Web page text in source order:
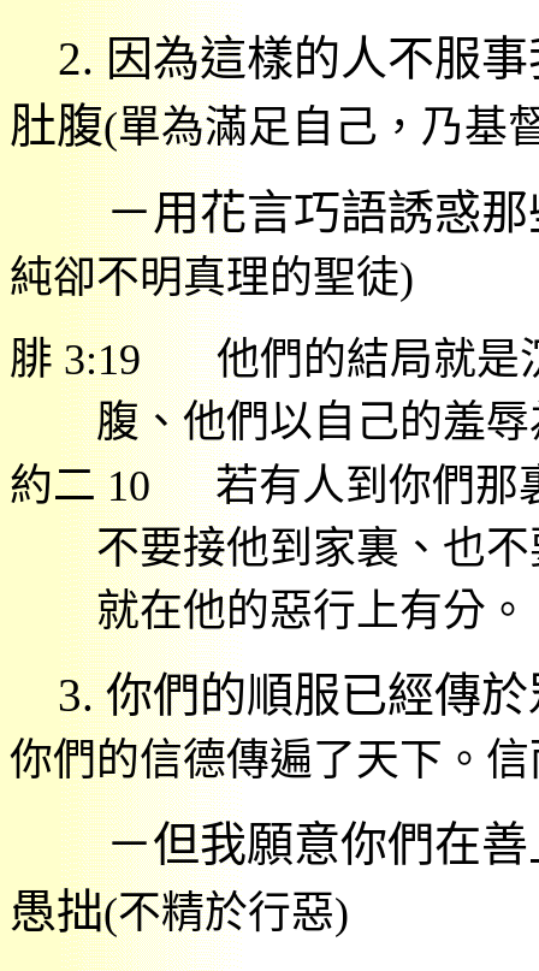
2.因為這樣的人不服
肚腹(單為滿足自己，乃基
－用花言巧語誘惑
純卻不明真理的聖徒)
腓 3:19
他們的結局就是
腹、他們以自己的羞
約二10
若有人到你們那
不要接他到家裏、也
就在他的惡行上有分。
3.你們的順服已經傳
你們的信德傳遍了天下。
－但我願意你們在
愚拙(不精於行惡)